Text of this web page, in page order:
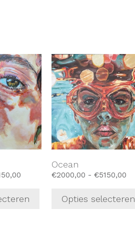
Ocean
€2000,00 - €5150,00
Opties selecteren